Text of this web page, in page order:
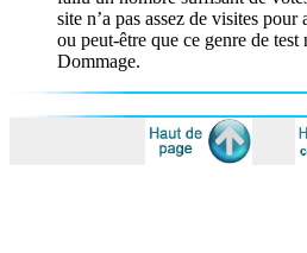
site n’a pas assez de visites
ou peut-être que ce genre de test
Dommage.